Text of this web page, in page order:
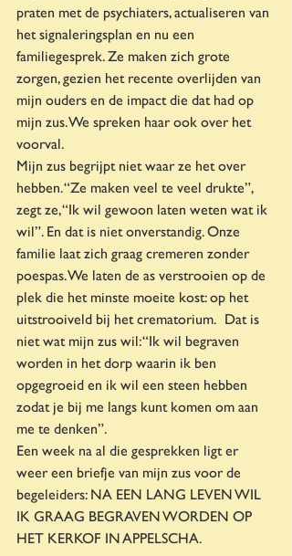
praten met de psychiaters, actualiseren van
het signaleringsplan en nu een
familiegesprek. Ze maken zich grote
zorgen, gezien het recente overlijden van
mijn ouders en de impact die dat had op
mijn zus. We spreken haar ook over het
voorval.
Mijn zus begrijpt niet waar ze het over
hebben. “Ze maken veel te veel drukte”,
zegt ze, “Ik wil gewoon laten weten wat ik
wil”. En dat is niet onverstandig. Onze
familie laat zich graag cremeren zonder
poespas. We laten de as verstrooien op de
plek die het minste moeite kost: op het
uitstrooiveld bij het crematorium.  Dat is
niet wat mijn zus wil: “Ik wil begraven
worden in het dorp waarin ik ben
opgegroeid en ik wil een steen hebben
zodat je bij me langs kunt komen om aan
me te denken”.
Een week na al die gesprekken ligt er
weer een briefje van mijn zus voor de
begeleiders: NA EEN LANG LEVEN WIL
IK GRAAG BEGRAVEN WORDEN OP
HET KERKOF IN APPELSCHA.